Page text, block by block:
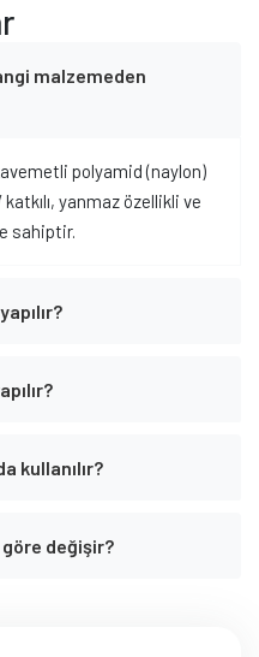
malzemeden
polyamid (naylon)
yanmaz özellikli ve
sahiptir.
kullanılır?
değişir?